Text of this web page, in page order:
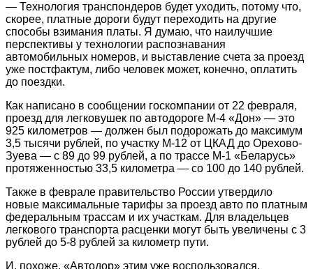
— Технология транспондеров будет уходить, потому что,
скорее, платные дороги будут переходить на другие
способы взимания платы. Я думаю, что наилучшие
перспективы у технологии распознавания
автомобильных номеров, и выставление счета за проезд
уже постфактум, либо человек может, конечно, оплатить
до поездки.
Как написано в сообщении госкомпании от 22 февраля,
проезд для легковушек по автодороге М-4 «Дон» — это
925 километров — должен был подорожать до максимум
3,5 тысячи рублей, по участку М-12 от ЦКАД до Орехово-
Зуева — с 89 до 99 рублей, а по трассе М-1 «Беларусь»
протяженностью 33,5 километра — со 100 до 140 рублей.
Также в феврале правительство России утвердило
новые максимальные тарифы за проезд авто по платным
федеральным трассам и их участкам. Для владельцев
легкового транспорта расценки могут быть увеличены с 3
рублей до 5-8 рублей за километр пути.
И, похоже, «Автодор» этим уже воспользовался,